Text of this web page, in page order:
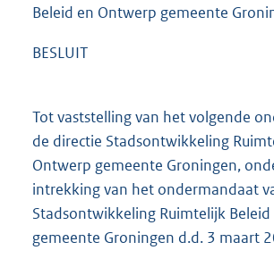
Beleid en Ontwerp gemeente
BESLUIT
Tot vaststelling van het volgende
de directie Stadsontwikkeling
Ontwerp gemeente Groningen,
intrekking van het ondermandaat
Stadsontwikkeling Ruimtelijk
gemeente Groningen d.d. 3 maart